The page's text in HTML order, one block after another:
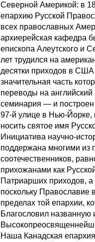
Северной Америкой: в
епархию Русской
всех православных
архиерейская кафедра
епископа Алеутского и
лет трудился на
десятки приходов в
значительная часть
переводы на
семинария — и
97-й улице в Нью-Йорке,
носить святое имя
Инициатива научно-
поддeржана многими
соотечественникoв,
прихожанами как
Патриарших приходов,
поскольку Православиe
пределах той епархии,
Благословил
Наша Канадская